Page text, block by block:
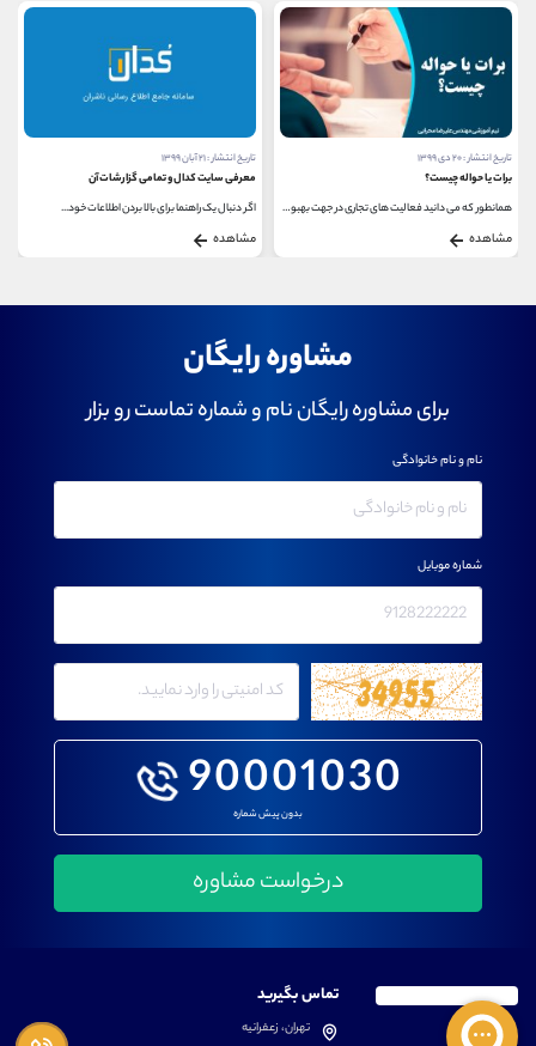
تاریخ انتشار : ۲۰ دی ۱۳۹۹
برات یا حواله چیست؟
همانطور که می دانید فعالیت های تجاری در جهت بهبود...
مشاهده
تاریخ انتشار : ۲۱ آبان ۱۳۹۹
معرفی سایت کدال و تمامی گزارشات آن
اگر دنبال یک راهنما برای بالا بردن اطلاعات خود...
مشاهده
مشاوره رایگان
برای مشاوره رایگان نام و شماره تماست رو بزار
90001030
بدون پیش شماره
نام و نام خانوادگی
شماره موبایل
تماس بگیرید
تهران، زعفرانیه